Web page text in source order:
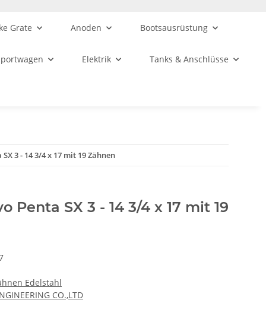
Grate Anoden Bootsausrüstung
Elektrik Tanks & Anschlüsse
3 - 14 3/4 x 17 mit 19 Zähnen
Penta SX 3 - 14 3/4 x 17 mit 19
Edelstahl
CO.,LTD